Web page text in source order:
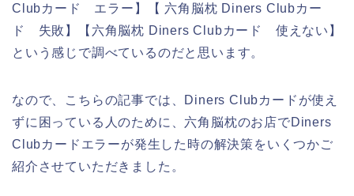
Clubカード エラー】【 六角脳枕 Diners Clubカー
ド 失敗】【六角脳枕 Diners Clubカード 使えない】
という感じで調べているのだと思います。
なので、こちらの記事では、Diners Clubカードが使え
ずに困っている人のために、六角脳枕のお店でDiners
Clubカードエラーが発生した時の解決策をいくつかご
紹介させていただきました。